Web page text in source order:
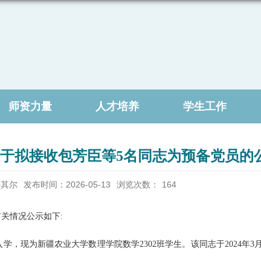
师资力量 人才培养 学生工作
拟接收包芳臣等5名同志为预备党员的
尔 发布时间：2026-05-13 浏览次数： 164
情况公示如下:
学，现为新疆农业大学数理学院数学2302班学生。该同志于2024年3